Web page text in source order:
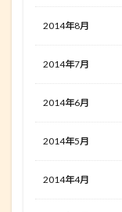
2014年8月
2014年7月
2014年6月
2014年5月
2014年4月